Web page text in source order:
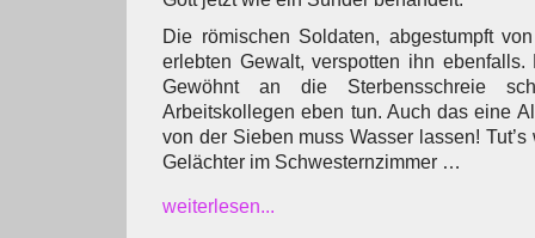
Die römischen Soldaten, abgestumpft
erlebten Gewalt, verspotten ihn
Gewöhnt an die Sterbensschreie
Arbeitskollegen eben tun. Auch das eine
von der Sieben muss Wasser lassen!
Gelächter im Schwesternzimmer …
weiterlesen...